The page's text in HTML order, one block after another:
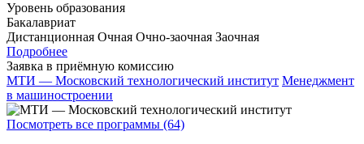
Уровень образования
Бакалавриат
Дистанционная Очная Очно-заочная Заочная
Подробнее
Заявка в приёмную комиссию
МТИ — Московский технологический институт Менеджмент
в машиностроении
Посмотреть все программы (64)